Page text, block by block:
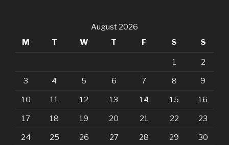
August 2026
M
T W T F S S
1 2
3 4 5 6 7 8 9
10 11 12 13 14 15 16
17 18 19 20 21 22 23
24 25 26 27 28 29 30